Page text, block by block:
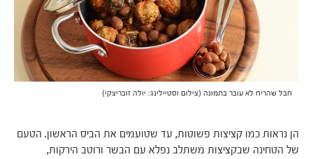
חבל שהריח לא עובר בתמונה (צילום וסטיילינג: יולה זובריצקי)
הן נראות כמו קציצות פשוטות, עד שטועמים את הביס הראשון. הטעם
של הטחינה שבקציצות משתלב נפלא עם הבשר ורוטב הירקות,